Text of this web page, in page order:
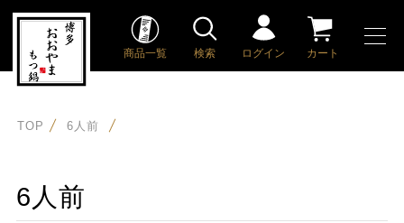
商品一覧 検索 ログイン カート
TOP 6人前
6人前